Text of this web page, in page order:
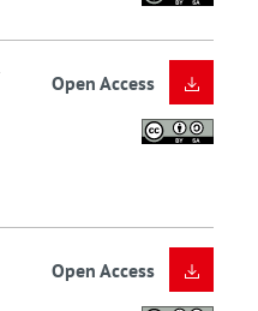
Open Access
Open Access